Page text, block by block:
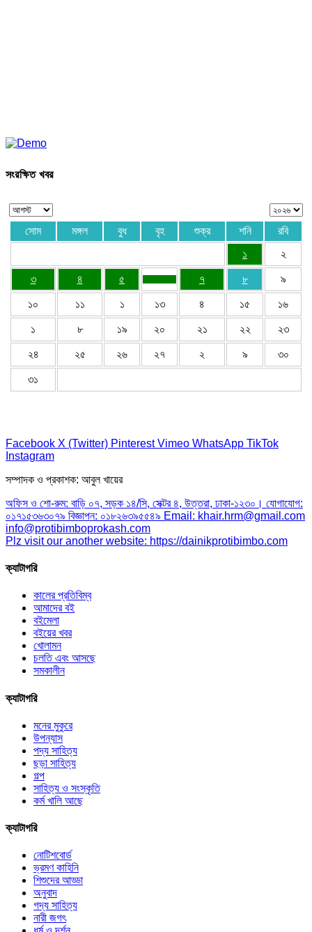
সংরক্ষিত খবর
সোম মঙ্গল বুধ বৃহ শুক্র শনি
রবি
১
২
৩ ৪ ৫ ৭ ৮ ৯
১০ ১১ ১ ১৩ ৪ ১৫ ১৬
১ ৮ ১৯ ২০ ২১ ২২ ২৩
২৪ ২৫ ২৬ ২৭ ২ ৯ ৩০
৩১
Facebook X (Twitter) Pinterest Vimeo WhatsApp TikTok
Instagram
সম্পাদক ও প্রকাশক: আবুল খায়ের
অফিস ও শো-রুম: বাড়ি ০৭, সড়ক ১৪/সি, সেক্টর ৪, উত্তরা, ঢাকা-১২৩০। যোগাযোগ:
০১৭১৫৩৬৩০৭৯ বিজ্ঞাপন: ০১৮২৬৩৯৫৫৪৯ Email: khair.hrm@gmail.com
info@protibimboprokash.com
Plz visit our another website: https://dainikprotibimbo.com
ক্যাটাগরি
কালের প্রতিবিম্ব
আমাদের বই
বইমেলা
বইয়ের খবর
খোলামন
চলতি এবং আসছে
সমকালীন
ক্যাটাগরি
মনের মুকুরে
উপন্যাস
পদ্য সাহিত্য
ছড়া সাহিত্য
গল্প
সাহিত্য ও সংস্কৃতি
কর্ম খালি আছে
ক্যাটাগরি
নোটিশবোর্ড
ভ্রমণ কাহিনি
শিশুদের আড্ডা
অনুবাদ
গদ্য সাহিত্য
নারী জগৎ